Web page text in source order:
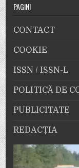
PAGINI
CONTACT
COOKIE
ISSN / ISSN-L
POLITICĂ DE
PUBLICITATE
REDACȚIA